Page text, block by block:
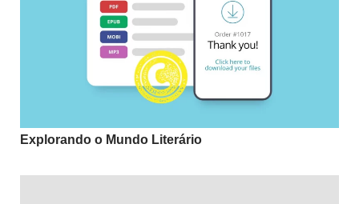
Explorando o Mundo Literário